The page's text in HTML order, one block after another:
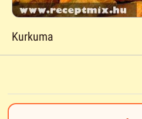
Kurkuma